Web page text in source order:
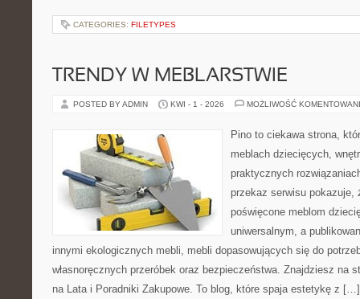
CATEGORIES: FILETYPES
TRENDY W MEBLARSTWIE
POSTED BY ADMIN KWI - 1 - 2026 MOŻLIWOŚĆ
Pino to ciekawa strona,
meblach dziecięcych,
praktycznych
przekaz serwisu pokazuje,
poświęcone meblom
uniwersalnym, a
innymi ekologicznych mebli, mebli dopasowujących się do
własnoręcznych przeróbek oraz bezpieczeństwa. Znajdziesz na
na Lata i Poradniki Zakupowe. To blog, które spaja estetykę z […]